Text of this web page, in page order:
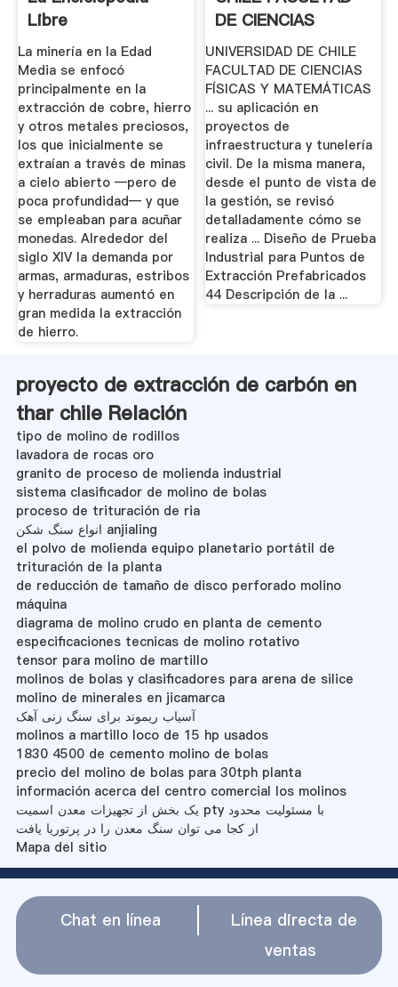
Libre
La minería en la Edad
Media se enfocó
principalmente en la
extracción de cobre, hierro
y otros metales preciosos,
los que inicialmente se
extraían a través de minas
a cielo abierto —pero de
poca profundidad— y que
se empleaban para acuñar
monedas. Alrededor del
siglo XIV la demanda por
armas, armaduras, estribos
y herraduras aumentó en
gran medida la extracción
de hierro.
DE CIENCIAS
FISICAS Y ...
UNIVERSIDAD DE CHILE
FACULTAD DE CIENCIAS
FÍSICAS Y MATEMÁTICAS
... su aplicación en
proyectos de
infraestructura y tunelería
civil. De la misma manera,
desde el punto de vista de
la gestión, se revisó
detalladamente cómo se
realiza ... Diseño de Prueba
Industrial para Puntos de
Extracción Prefabricados
44 Descripción de la ...
proyecto de extracción de carbón en
thar chile Relación
tipo de molino de rodillos
lavadora de rocas oro
granito de proceso de molienda industrial
sistema clasificador de molino de bolas
proceso de trituración de ria
انواع سنگ شکن anjialing
el polvo de molienda equipo planetario portátil de
trituración de la planta
de reducción de tamaño de disco perforado molino
máquina
diagrama de molino crudo en planta de cemento
especificaciones tecnicas de molino rotativo
tensor para molino de martillo
molinos de bolas y clasificadores para arena de silice
molino de minerales en jicamarca
آسیاب ریموند برای سنگ زنی آهک
molinos a martillo loco de 15 hp usados
1830 4500 de cemento molino de bolas
precio del molino de bolas para 30tph planta
información acerca del centro comercial los molinos
یک بخش از تجهیزات معدن اسمیت pty با مسئولیت محدود
از کجا می توان سنگ معدن را در پرتوریا یافت
Mapa del sitio
Chat en línea
Línea directa de
ventas